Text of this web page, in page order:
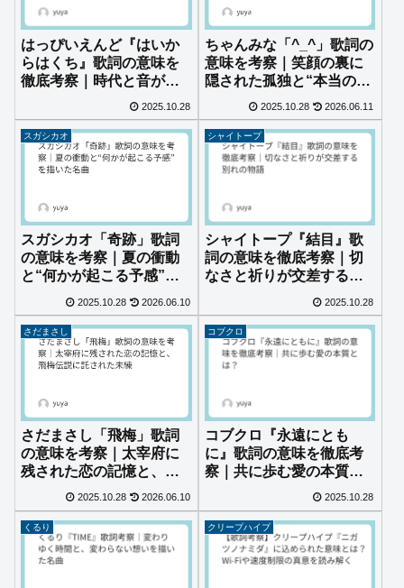
はっぴいえんど『はいか
らはくち』歌詞の意味を
徹底考察｜時代と音が交
差する名曲の真相
2025.10.28
ちゃんみな「^_^」歌詞の
意味を考察｜笑顔の裏に
隠された孤独と“本当の幸
せ”とは
2025.10.28 2026.06.11
スガシカオ
スガシカオ「奇跡」歌詞
の意味を考察｜夏の衝動
と“何かが起こる予感”を
2025.10.28 2026.06.10
シャイトープ
シャイトープ『結目』歌
詞の意味を徹底考察｜切
なさと祈りが交差する別
2025.10.28
さだまさし
さだまさし「飛梅」歌詞
の意味を考察｜太宰府に
残された恋の記憶と、飛
梅伝説に託された未練
2025.10.28 2026.06.10
コブクロ
コブクロ『永遠にとも
に』歌詞の意味を徹底考
察｜共に歩む愛の本質と
2025.10.28
くるり クリープハイプ